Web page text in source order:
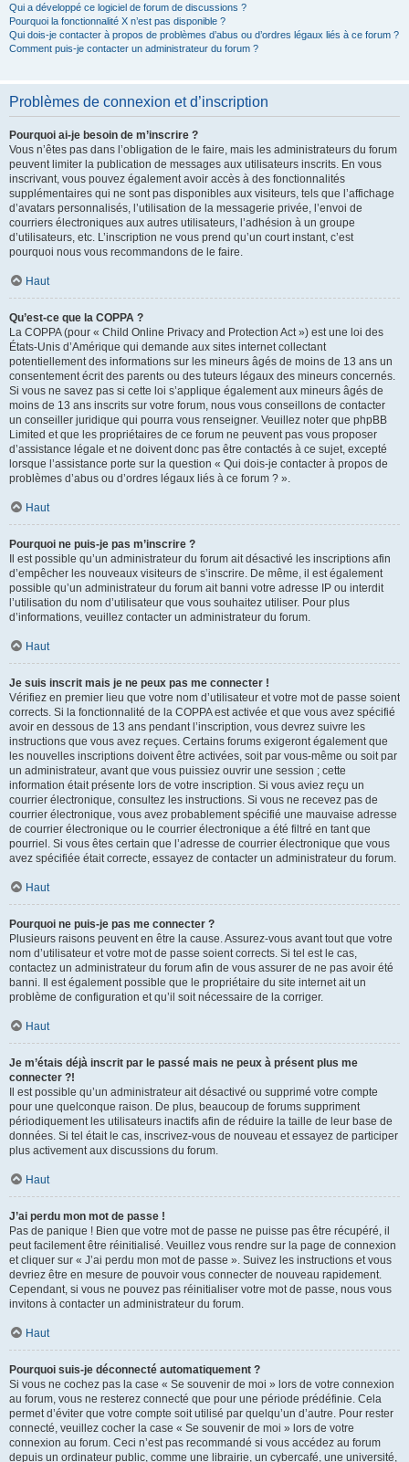
Qui a développé ce logiciel de forum de discussions ?
Pourquoi la fonctionnalité X n’est pas disponible ?
Qui dois-je contacter à propos de problèmes d’abus ou d’ordres légaux liés à ce forum ?
Comment puis-je contacter un administrateur du forum ?
Problèmes de connexion et d’inscription
Pourquoi ai-je besoin de m’inscrire ?
Vous n’êtes pas dans l’obligation de le faire, mais les administrateurs du forum
peuvent limiter la publication de messages aux utilisateurs inscrits. En vous
inscrivant, vous pouvez également avoir accès à des fonctionnalités
supplémentaires qui ne sont pas disponibles aux visiteurs, tels que l’affichage
d’avatars personnalisés, l’utilisation de la messagerie privée, l’envoi de
courriers électroniques aux autres utilisateurs, l’adhésion à un groupe
d’utilisateurs, etc. L’inscription ne vous prend qu’un court instant, c’est
pourquoi nous vous recommandons de le faire.
Haut
Qu’est-ce que la COPPA ?
La COPPA (pour « Child Online Privacy and Protection Act ») est une loi des
États-Unis d’Amérique qui demande aux sites internet collectant
potentiellement des informations sur les mineurs âgés de moins de 13 ans un
consentement écrit des parents ou des tuteurs légaux des mineurs concernés.
Si vous ne savez pas si cette loi s’applique également aux mineurs âgés de
moins de 13 ans inscrits sur votre forum, nous vous conseillons de contacter
un conseiller juridique qui pourra vous renseigner. Veuillez noter que phpBB
Limited et que les propriétaires de ce forum ne peuvent pas vous proposer
d’assistance légale et ne doivent donc pas être contactés à ce sujet, excepté
lorsque l’assistance porte sur la question « Qui dois-je contacter à propos de
problèmes d’abus ou d’ordres légaux liés à ce forum ? ».
Haut
Pourquoi ne puis-je pas m’inscrire ?
Il est possible qu’un administrateur du forum ait désactivé les inscriptions afin
d’empêcher les nouveaux visiteurs de s’inscrire. De même, il est également
possible qu’un administrateur du forum ait banni votre adresse IP ou interdit
l’utilisation du nom d’utilisateur que vous souhaitez utiliser. Pour plus
d’informations, veuillez contacter un administrateur du forum.
Haut
Je suis inscrit mais je ne peux pas me connecter !
Vérifiez en premier lieu que votre nom d’utilisateur et votre mot de passe soient
corrects. Si la fonctionnalité de la COPPA est activée et que vous avez spécifié
avoir en dessous de 13 ans pendant l’inscription, vous devrez suivre les
instructions que vous avez reçues. Certains forums exigeront également que
les nouvelles inscriptions doivent être activées, soit par vous-même ou soit par
un administrateur, avant que vous puissiez ouvrir une session ; cette
information était présente lors de votre inscription. Si vous aviez reçu un
courrier électronique, consultez les instructions. Si vous ne recevez pas de
courrier électronique, vous avez probablement spécifié une mauvaise adresse
de courrier électronique ou le courrier électronique a été filtré en tant que
pourriel. Si vous êtes certain que l’adresse de courrier électronique que vous
avez spécifiée était correcte, essayez de contacter un administrateur du forum.
Haut
Pourquoi ne puis-je pas me connecter ?
Plusieurs raisons peuvent en être la cause. Assurez-vous avant tout que votre
nom d’utilisateur et votre mot de passe soient corrects. Si tel est le cas,
contactez un administrateur du forum afin de vous assurer de ne pas avoir été
banni. Il est également possible que le propriétaire du site internet ait un
problème de configuration et qu’il soit nécessaire de la corriger.
Haut
Je m’étais déjà inscrit par le passé mais ne peux à présent plus me
connecter ?!
Il est possible qu’un administrateur ait désactivé ou supprimé votre compte
pour une quelconque raison. De plus, beaucoup de forums suppriment
périodiquement les utilisateurs inactifs afin de réduire la taille de leur base de
données. Si tel était le cas, inscrivez-vous de nouveau et essayez de participer
plus activement aux discussions du forum.
Haut
J’ai perdu mon mot de passe !
Pas de panique ! Bien que votre mot de passe ne puisse pas être récupéré, il
peut facilement être réinitialisé. Veuillez vous rendre sur la page de connexion
et cliquer sur « J’ai perdu mon mot de passe ». Suivez les instructions et vous
devriez être en mesure de pouvoir vous connecter de nouveau rapidement.
Cependant, si vous ne pouvez pas réinitialiser votre mot de passe, nous vous
invitons à contacter un administrateur du forum.
Haut
Pourquoi suis-je déconnecté automatiquement ?
Si vous ne cochez pas la case « Se souvenir de moi » lors de votre connexion
au forum, vous ne resterez connecté que pour une période prédéfinie. Cela
permet d’éviter que votre compte soit utilisé par quelqu’un d’autre. Pour rester
connecté, veuillez cocher la case « Se souvenir de moi » lors de votre
connexion au forum. Ceci n’est pas recommandé si vous accédez au forum
depuis un ordinateur public, comme une librairie, un cybercafé, une université,